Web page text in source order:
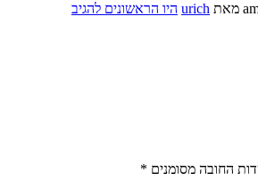
מאת urich היו הראשונים להגיב
החובה מסומנים *